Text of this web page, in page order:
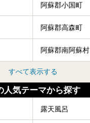
阿蘇郡小国町
阿蘇郡高森町
阿蘇郡南阿蘇村
すべて表示する
人気テーマから探す
露天風呂